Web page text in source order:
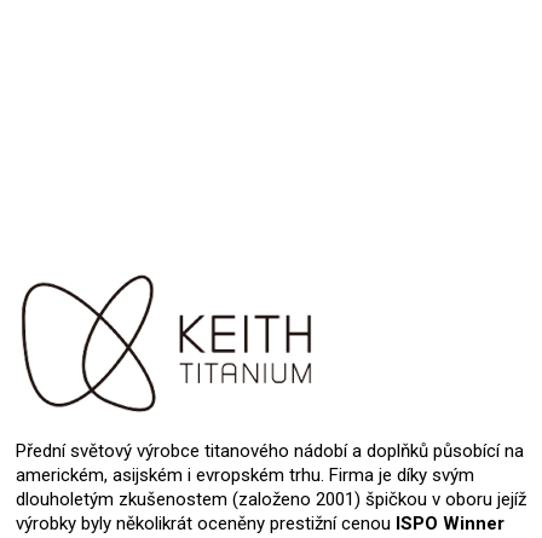
Přední světový výrobce titanového nádobí a doplňků působící na
americkém, asijském i evropském trhu. Firma je díky svým
dlouholetým zkušenostem (založeno 2001) špičkou v oboru jejíž
výrobky byly několikrát oceněny prestižní cenou ISPO Winner